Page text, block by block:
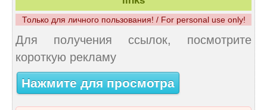
Только для личного пользования! / For personal use only!
Для получения ссылок, посмотрите
короткую рекламу
Нажмите для просмотра